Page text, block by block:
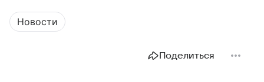
Новости
Поделиться